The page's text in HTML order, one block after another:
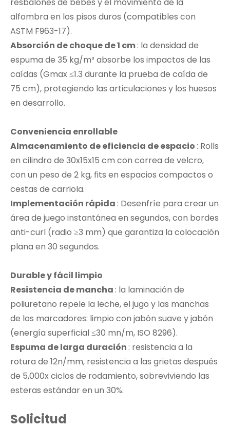
alfombra en los pisos duros (compatibles con
ASTM F963-17).
Absorción de choque de 1 cm: la densidad de
espuma de 35 kg/m³ absorbe los impactos de las
caídas (Gmax ≤1.3 durante la prueba de caída de
75 cm), protegiendo las articulaciones y los huesos
en desarrollo.
Conveniencia enrollable
Almacenamiento de eficiencia de espacio: Rolls
en cilindro de 30x15x15 cm con correa de velcro,
con un peso de 2 kg, fits en espacios compactos o
cestas de carriola.
Implementación rápida: Desenfríe para crear un
área de juego instantánea en segundos, con bordes
anti-curl (radio ≥3 mm) que garantiza la colocación
plana en 30 segundos.
Durable y fácil limpio
Resistencia de mancha: la laminación de
poliuretano repele la leche, el jugo y las manchas
de los marcadores: limpio con jabón suave y jabón
(energía superficial ≤30 mn/m, ISO 8296).
Espuma de larga duración: resistencia a la
rotura de 12n/mm, resistencia a las grietas después
de 5,000x ciclos de rodamiento, sobreviviendo las
esteras estándar en un 30%.
Solicitud